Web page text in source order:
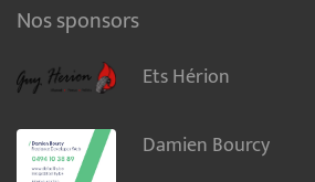
Nos sponsors
Ets Hérion
Damien Bourcy